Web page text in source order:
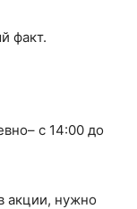
факт.
с 14:00 до
акции, нужно